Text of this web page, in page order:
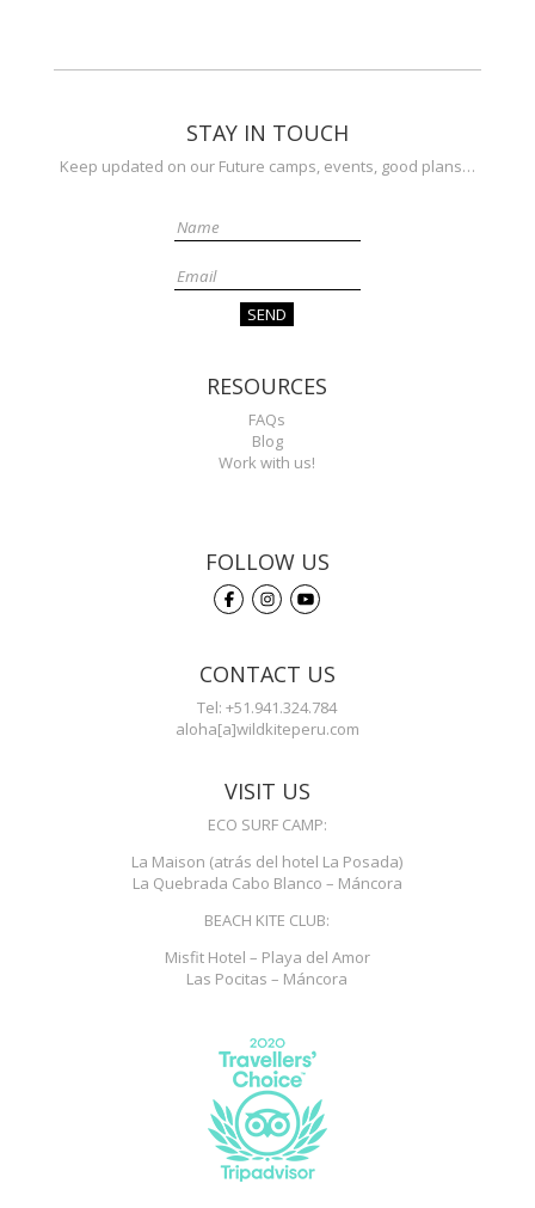
STAY IN TOUCH
Keep updated on our Future camps, events, good plans…
RESOURCES
FAQs
Blog
Work with us!
FOLLOW US
CONTACT US
Tel: +51.941.324.784
aloha[a]wildkiteperu.com
VISIT US
ECO SURF CAMP:
La Maison (atrás del hotel La Posada)
La Quebrada Cabo Blanco – Máncora
BEACH KITE CLUB:
Misfit Hotel – Playa del Amor
Las Pocitas – Máncora